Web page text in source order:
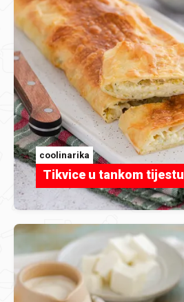
coolinarika
Tikvice u tankom tijestu